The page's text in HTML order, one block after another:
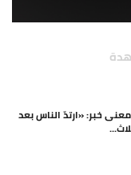
خبر: «ارتدّ الناس بعد